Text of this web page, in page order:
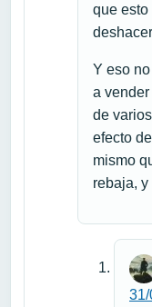
que esto
Y eso
a
de
efecto
mismo
rebaja, y
31/